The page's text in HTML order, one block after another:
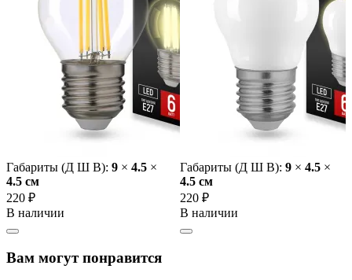
Габариты (Д Ш В): 9 × 4.5 ×
4.5 cм
220 ₽
В наличии
Габариты (Д Ш В): 9 × 4.5 ×
4.5 cм
220 ₽
В наличии
Вам могут понравится